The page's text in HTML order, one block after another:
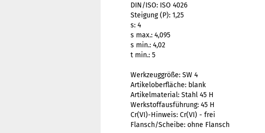
DIN/ISO: ISO 4026
Steigung (P): 1,25
s: 4
s max.: 4,095
s min.: 4,02
t min.: 5
Werkzeuggröße: SW 4
Artikeloberfläche: blank
Artikelmaterial: Stahl 45 H
Werkstoffausführung: 45 H
Cr(VI)-Hinweis: Cr(VI) - frei
Flansch/Scheibe: ohne Flansch